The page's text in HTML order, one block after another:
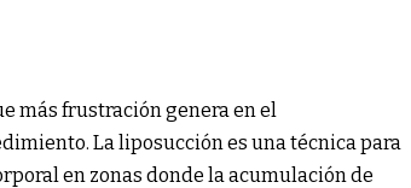
más frustración genera en el
La liposucción es una técnica para
en zonas donde la acumulación de